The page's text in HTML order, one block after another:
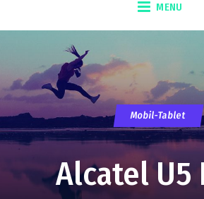
MENU
Mobil-Tablet
Alcatel U5